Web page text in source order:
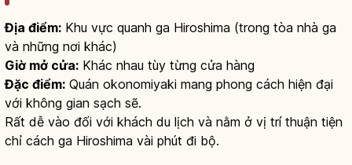
Địa điểm: Khu vực quanh ga Hiroshima (trong tòa nhà ga
và những nơi khác)
Giờ mở cửa: Khác nhau tùy từng cửa hàng
Đặc điểm: Quán okonomiyaki mang phong cách hiện đại
với không gian sạch sẽ.
Rất dễ vào đối với khách du lịch và nằm ở vị trí thuận tiện
chỉ cách ga Hiroshima vài phút đi bộ.